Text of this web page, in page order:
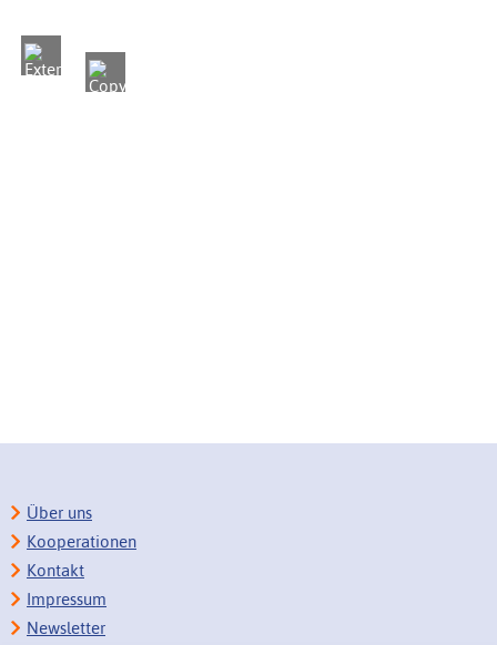
Über uns
Kooperationen
Kontakt
Impressum
Newsletter